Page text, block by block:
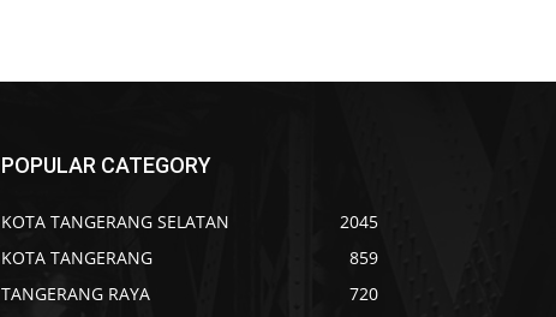
POPULAR CATEGORY
KOTA TANGERANG SELATAN
2045
KOTA TANGERANG
859
TANGERANG RAYA
720